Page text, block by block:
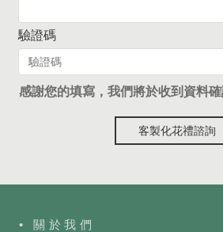
驗證碼
感謝您的填寫，我們將於收到資料確
客製化花禮諮詢
• 關於我們